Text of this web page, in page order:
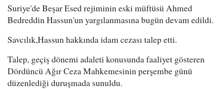
Suriye'de Beşar Esed rejiminin eski müftüsü Ahmed
Bedreddin Hassun'un yargılanmasına bugün devam edildi.
Savcılık,Hassun hakkında idam cezası talep etti.
Talep, geçiş dönemi adaleti konusunda faaliyet gösteren
Dördüncü Ağır Ceza Mahkemesinin perşembe günü
düzenlediği duruşmada sunuldu.